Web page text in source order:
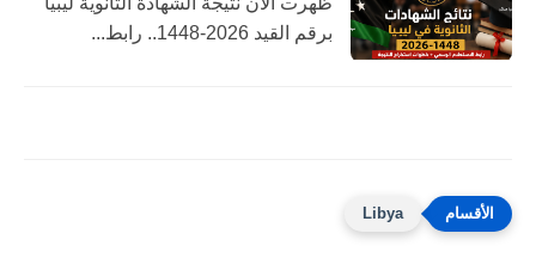
برقم القيد 2026-1448.. رابط...
Libya